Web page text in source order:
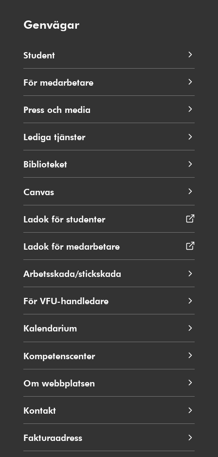
Genvägar
Student
För medarbetare
Press och media
Lediga tjänster
Biblioteket
Canvas
Ladok för studenterÖppnas
i
fönster
Ladok för medarbetare
i
fönster
Arbetsskada/stickskada
För VFU-handledare
Kalendarium
Kompetenscenter
Om webbplatsen
Kontakt
Fakturaadress